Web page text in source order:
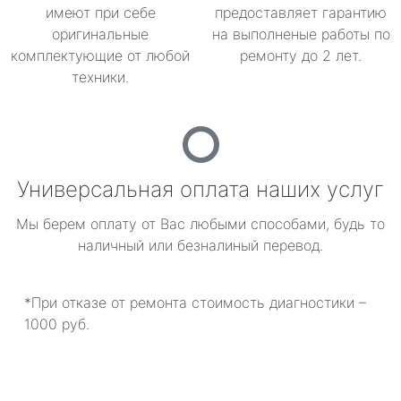
имеют при себе
оригинальные
комплектующие от любой
техники.
предоставляет гарантию
на выполненые работы по
ремонту до 2 лет.
Универсальная оплата наших услуг
Мы берем оплату от Вас любыми способами, будь то
наличный или безналиный перевод.
*При отказе от ремонта стоимость диагностики –
1000 руб.